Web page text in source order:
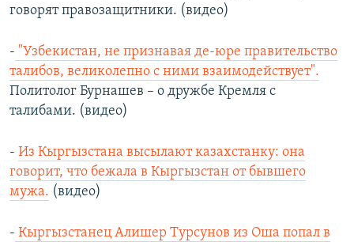
говорят правозащитники. (видео)
- "Узбекистан, не признавая де-юре правительство
талибов, великолепно с ними взаимодействует".
Политолог Бурнашев – о дружбе Кремля с
талибами. (видео)
- Из Кыргызстана высылают казахстанку: она
говорит, что бежала в Кыргызстан от бывшего
мужа. (видео)
- Кыргызстанец Алишер Турсунов из Оша попал в